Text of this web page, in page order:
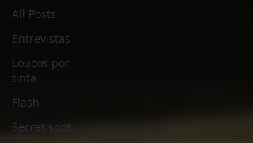
All Posts
Entrevistas
Loucos por
tinta
Flash
Secret spot